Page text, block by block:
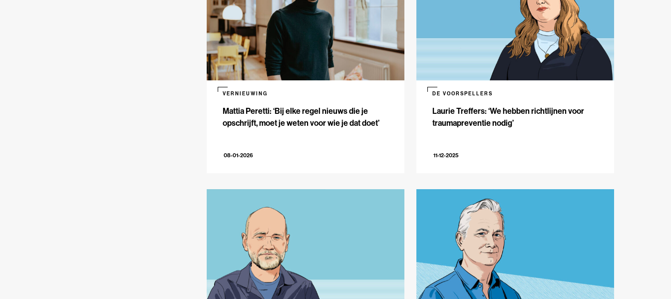
Mattia Peretti: ‘Bij elke regel nieuws die je
opschrijft, moet je weten voor wie je dat doet’
VERNIEUWING
08-01-2026
Laurie Treffers: ‘We hebben richtlijnen voor
traumapreventie nodig’
DE VOORSPELLERS
11-12-2025